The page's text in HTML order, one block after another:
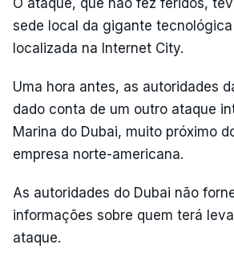
O ataque, que não fez feridos,
sede local da gigante
localizada na Internet City.
Uma hora antes, as autoridades
dado conta de um outro ataque
Marina do Dubai, muito próximo
empresa norte-americana.
As autoridades do Dubai não
informações sobre quem terá
ataque.